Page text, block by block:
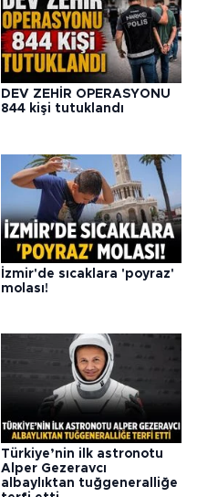
DEV ZEHİR OPERASYONU
844 kişi tutuklandı
İzmir'de sıcaklara 'poyraz'
molası!
Türkiye’nin ilk astronotu
Alper Gezeravcı
albaylıktan tuğgeneralliğe